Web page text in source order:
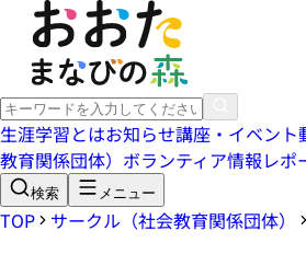
生涯学習とはお知らせ講座・イベント
教育関係団体） ボランティア情報レポ
検索 メニュー
TOP サークル（社会教育関係団体）